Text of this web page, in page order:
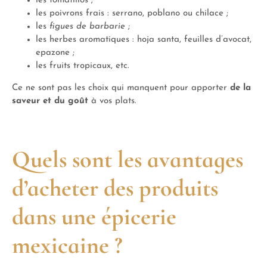
les poivrons frais : serrano, poblano ou chilace ;
les figues de barbarie ;
les herbes aromatiques : hoja santa, feuilles d’avocat,
epazone ;
les fruits tropicaux, etc.
Ce ne sont pas les choix qui manquent pour apporter de la
saveur et du goût à vos plats.
Quels sont les avantages
d’acheter des produits
dans une épicerie
mexicaine ?